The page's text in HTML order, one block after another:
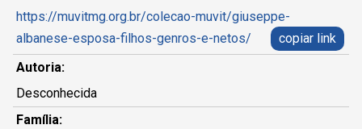
https://muvitmg.org.br/colecao-muvit/giuseppe-
albanese-esposa-filhos-genros-e-netos/
copiar link
Autoria:
Desconhecida
Família: